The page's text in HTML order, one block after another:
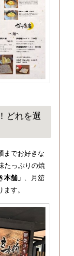
どれを選
までお好きな
たっぷりの焼
本舗」
、月舘
ます。